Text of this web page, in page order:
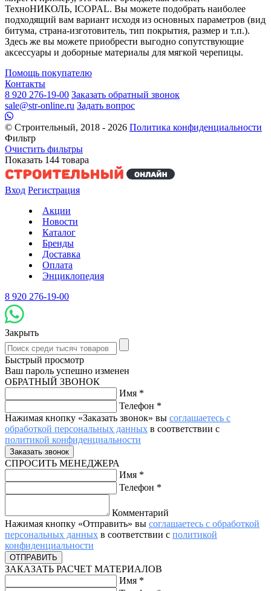
ТехноНИКОЛЬ, ICOPAL. Вы можете подобрать наиболее
подходящий вам вариант исходя из основных параметров (вид
битума, страна-изготовитель, тип покрытия, размер и т.п.).
Здесь же вы можете приобрести выгодно сопутствующие
аксессуары и доборные материалы для мягкой черепицы.
Помощь покупателю
Контакты
8 920 276-19-00 Заказать обратный звонок
sale@str-online.ru Задать вопрос
© Строительный, 2018 - 2026 Политика конфиденциальности
Фильтр
Очистить фильтры
Показать 144 товара
Вход Регистрация
Акции
Новости
Каталог
Бренды
Доставка
Оплата
Энциклопедия
8 920 276-19-00
Закрыть
Быстрый просмотр
Ваш пароль успешно изменен
ОБРАТНЫЙ ЗВОНОК
Имя *
Телефон *
Нажимая кнопку «Заказать звонок» вы соглашаетесь с
обработкой персональных данных в соответствии с
политикой конфиденциальности
СПРОСИТЬ МЕНЕДЖЕРА
Имя *
Телефон *
Комментарий
Нажимая кнопку «Отправить» вы соглашаетесь с обработкой
персональных данных в соответствии с политикой
конфиденциальности
ЗАКАЗАТЬ РАСЧЕТ МАТЕРИАЛОВ
Имя *